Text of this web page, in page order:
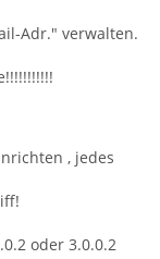
Adr." verwalten.
, jedes
oder 3.0.0.2